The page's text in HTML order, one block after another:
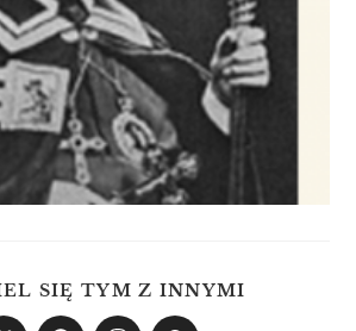
SIĘ TYM Z INNYMI